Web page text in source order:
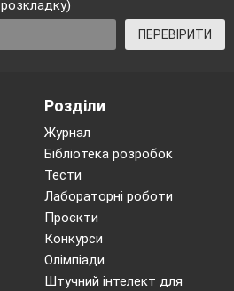
розкладку)
ПЕРЕВІРИТИ
Розділи
Журнал
Бібліотека розробок
Тести
Лабораторні роботи
Проєкти
Конкурси
Олімпіади
Штучний інтелект для